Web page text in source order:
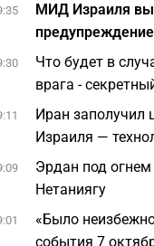
МИД Израиля
Что будет в
врага -
Иран заполучил
Израиля —
Эрдан под огнем
Нетаниягу
«Было
события 7